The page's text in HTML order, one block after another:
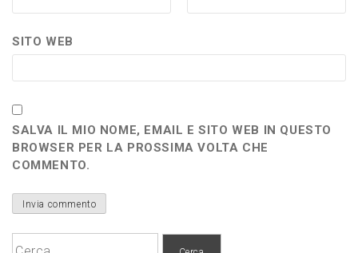
SITO WEB
SALVA IL MIO NOME, EMAIL E SITO WEB IN QUESTO
BROWSER PER LA PROSSIMA VOLTA CHE
COMMENTO.
Ricerca